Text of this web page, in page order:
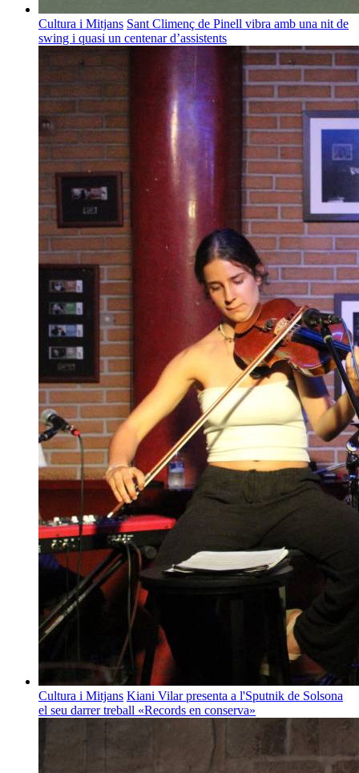
Cultura i Mitjans Sant Climenç de Pinell vibra amb una nit de
swing i quasi un centenar d’assistents
Cultura i Mitjans Kiani Vilar presenta a l'Sputnik de Solsona
el seu darrer treball «Records en conserva»